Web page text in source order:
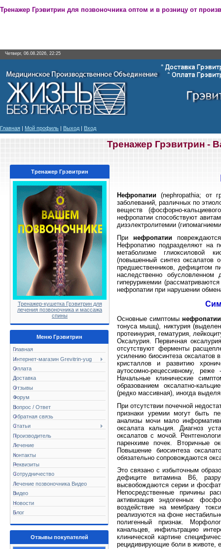
Тренажер Грэвитрин для позвоночника оптом и в розницу от
Четверг, 06.08.2026, 22:25
Главная | Мой профиль | Выход | Вход
Тренажер Грэвитрин -
Тренажер Грэвитрин
Тренажер-кушетка Грэвитрин для
лечения позвоночника и массажа
спины
Меню Грэвитрин
Главная
Интернет-магазин Grevitrin-yug
Оплата
Доставка
Отзывы
Форум
Вопрос / Ответ
Обратная связь
Статьи
Производитель
Лечение
Контакты
Реквизиты
Сотрудничество
Лечение позвоночника Видео
Видео
Новости
Блог
Отзывы покупателей
Нефропатии (nephropathia; от
заболеваний, различных по
веществ (фосфорно-
нефропатии способствуют
дизэлектролитемии
При нефропатии
Нефропатию подразделяют на
метаболизме глиоксиловой
(повышенный синтез оксалатов
предшественников, дефицитом
наследственно
гиперурикемии
нефропатии при нарушении
Основные симптомы нефропатии
тонуса мышц), никтурия
протеинурия, гематурия,
Оксалурия. Первичная
отсутствуют ферменты
усилению биосинтеза оксалатов
кристаллов и развитию
аутосомно-рецессивному,
Начальные клинические
образованием оксалатно-
(редко массивная), иногда
При отсутствии почечной
признаки уремии могут быть
анализы мочи мало
оксалата кальция. Диагноз
оксалатов с мочой.
паренхиме почек. Вторичные
Повышение биосинтеза
обязательно сопровождаются
Это связано с избыточным
дефиците витамина В6,
высвобождаются серии и
Непосредственные причины
активизация эндогенных
воздействие на мембрану
реализуются на фоне
полигенный признак.
канальцев, инфильтрацию
клинической картине
рецидивирующие боли в животе,